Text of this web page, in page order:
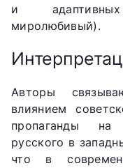
и
миролюбивый).
Авторы
влиянием
пропаганды на
русского в
что в